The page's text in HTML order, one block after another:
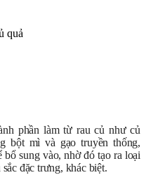
quả
phần làm từ rau củ như củ
bột mì và gạo truyền thống,
bổ sung vào, nhờ đó tạo ra loại
đặc trưng, khác biệt.